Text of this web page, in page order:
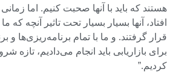
هستند که باید با آنها صحبت کنیم. اما زمانی
افتاد، آنها بسیار بسیار تحت تاثیر آنچه که
قرار گرفتند. و ما با تمام برنامه‌ریزی‌ها و
برای بازاریابی باید انجام می‌دادیم، تازه
کردیم.”